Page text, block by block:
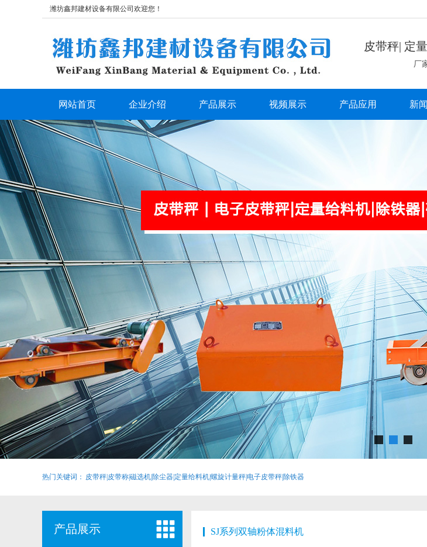
潍坊鑫邦建材设备有限公司欢迎您！
皮带秤| 定
厂
网站首页 企业介绍 产品展示 视频展示 产品应用 新
热门关键词： 皮带秤|皮带称|磁选机|除尘器|定量给料机|螺旋计量秤|电子皮带秤|除铁器
产品展示 SJ系列双轴粉体混料机